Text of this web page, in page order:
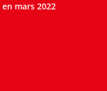
mars 2022